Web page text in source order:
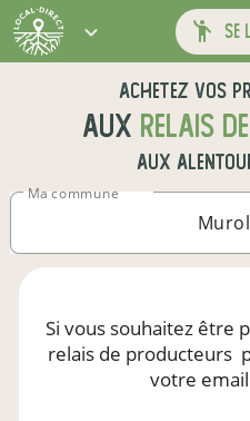
se
Achetez vos
aux relais
aux
Ma commune
Si vous souhaitez être
relais de producteurs
votre